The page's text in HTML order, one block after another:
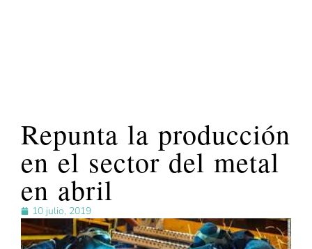
Repunta la producción
en el sector del metal
en abril
10 julio, 2019